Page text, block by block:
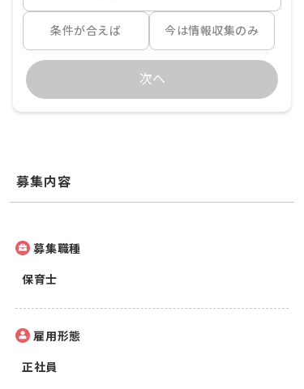
条件が合えば 今は情報収集のみ
次へ
募集内容
募集職種
保育士
雇用形態
正社員